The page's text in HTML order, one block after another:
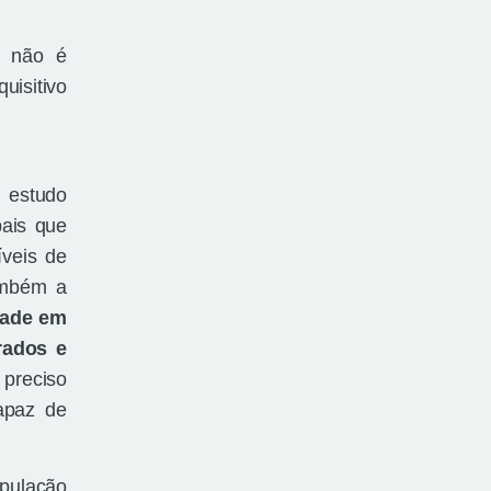
não é
estudo
que
de
a
em
e
de